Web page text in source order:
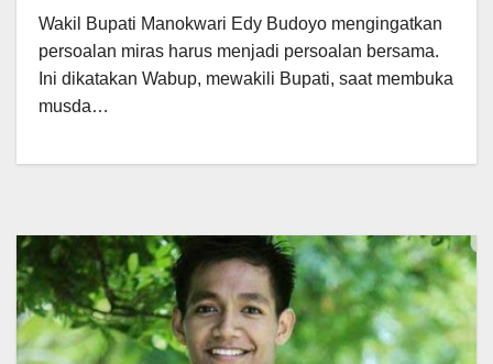
Wakil Bupati Manokwari Edy Budoyo mengingatkan
persoalan miras harus menjadi persoalan bersama.
Ini dikatakan Wabup, mewakili Bupati, saat membuka
musda…